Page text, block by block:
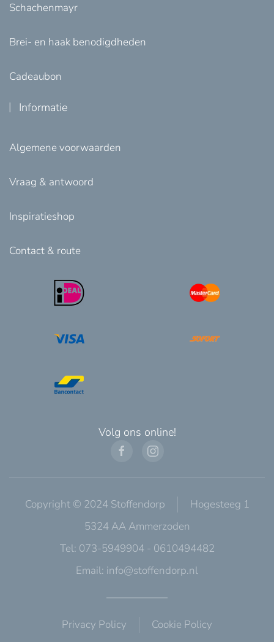
Schachenmayr
Brei- en haak benodigdheden
Cadeaubon
Informatie
Algemene voorwaarden
Vraag & antwoord
Inspiratieshop
Contact & route
Volg ons online!
Copyright © 2024 Stoffendorp
Hogesteeg 1
5324 AA Ammerzoden
Tel: 073-5949904 - 0610494482
Email: info@stoffendorp.nl
Privacy Policy Cookie Policy